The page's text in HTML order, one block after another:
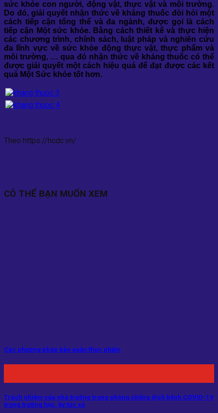
sức khỏe con người, động vật, thực vật và môi trường.
Do đó, giải quyết nhận thức về kháng thuốc đòi hỏi một
cách tiếp cận tổng thể và đa ngành, được gọi là cách
tiếp cận Một sức khỏe. Bằng cách thiết kế và thực hiện
các chương trình, chính sách, luật pháp và nghiên cứu
đa lĩnh vực về sức khỏe động thực vật, thực phẩm và
môi trường, … qua đó nhận thức về kháng thuốc có thể
được giải quyết một cách hiệu quả để đạt được các kết
quả Một Sức khỏe tốt hơn.
Theo https://hcdc.vn/
CÓ THỂ BẠN MUỐN XEM
Các phương pháp bảo quản thực phẩm
Trách nhiệm của nhà trường trong phòng chống dịch bệnh COVID-19
trong trường học, ký túc xá